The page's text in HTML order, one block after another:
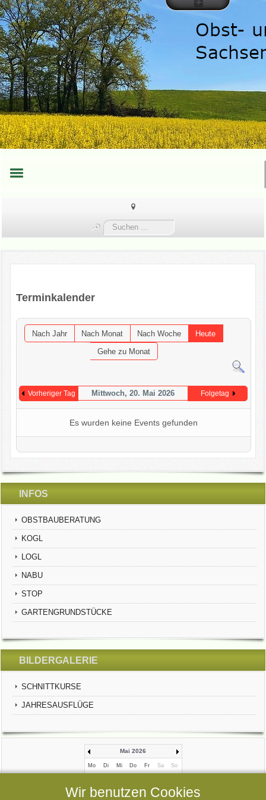
UNSER VEREIN
KONTAKT
Suchen
...
Terminkalender
Nach Jahr Nach Monat Nach Woche
Heute
Gehe zu Monat
Vorheriger Tag Mittwoch, 20. Mai 2026 Folgetag
Es wurden keine Events gefunden
INFOS
OBSTBAUBERATUNG
KOGL
LOGL
NABU
STOP
GARTENGRUNDSTÜCKE
BILDERGALERIE
SCHNITTKURSE
JAHRESAUSFLÜGE
Mai 2026
Mo Di Mi Do Fr Sa So
4 5 6 7 9 10
Wir benutzen Cookies